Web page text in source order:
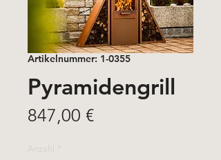
Artikelnummer: 1-0355
Pyramidengrill
847,00 €Preis
Anzahl